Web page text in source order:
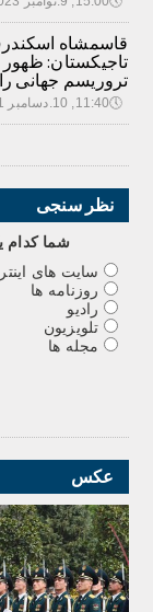
قاسمشاه
تاجیکستان: ظهور
تروریسم جهانی
🕔11:40, 10.دسامبر 2021
نظر سنجی
شما کدام
سایت های
روزنامه ها
رادیو
تلویزیون
مجله ها
عکس